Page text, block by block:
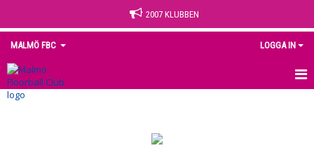
2007 KLUBBEN
MALMÖ FBC LOGGA IN
HEM